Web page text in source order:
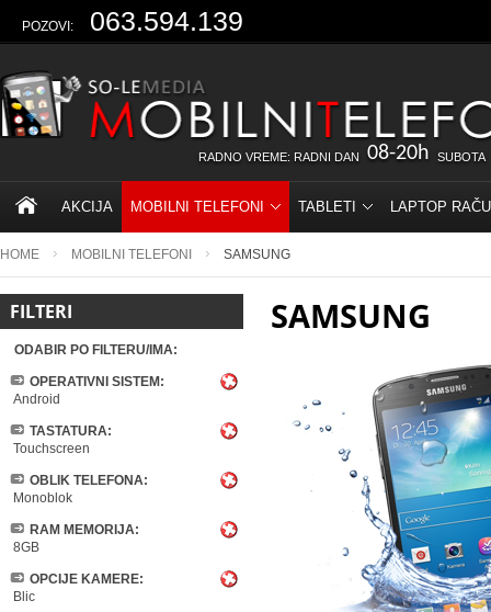
POZOVI: 063.594.139
RADNO VREME: RADNI DAN 08-20h SUBOTA
AKCIJA MOBILNI TELEFONI TABLETI LAPTOP
HOME MOBILNI TELEFONI SAMSUNG
FILTERI
ODABIR PO FILTERU/IMA:
OPERATIVNI SISTEM:
Android
TASTATURA:
Touchscreen
OBLIK TELEFONA:
Monoblok
RAM MEMORIJA:
8GB
OPCIJE KAMERE:
Blic
SAMSUNG